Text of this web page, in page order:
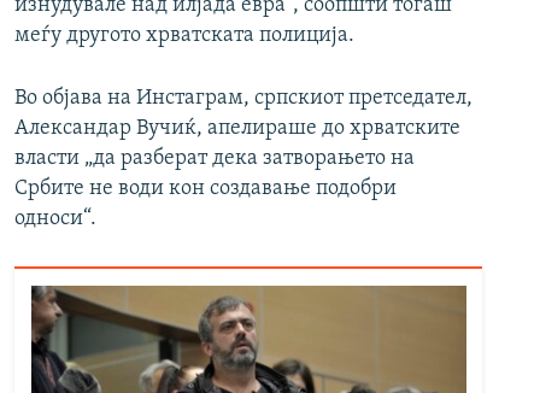
изнудувале над илјада евра“, соопшти тогаш
меѓу другото хрватската полиција.
Во објава на Инстаграм, српскиот претседател,
Александар Вучиќ, апелираше до хрватските
власти „да разберат дека затворањето на
Србите не води кон создавање подобри
односи“.